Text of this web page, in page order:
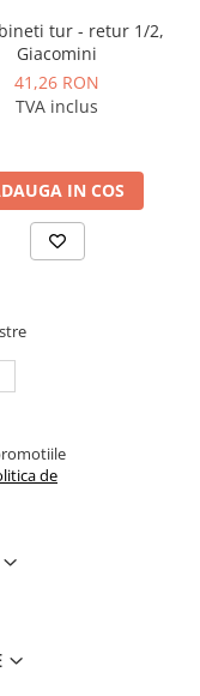
tur - retur 1/2,
Giacomini
41,26 RON
TVA inclus
IN COS
de